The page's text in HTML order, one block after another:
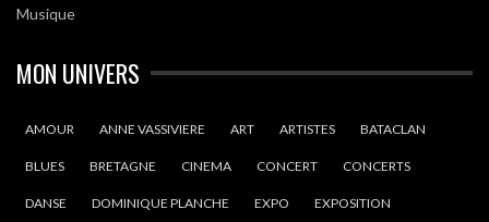
Musique
MON UNIVERS
AMOUR ANNE VASSIVIERE ART ARTISTES BATACLAN
BLUES BRETAGNE CINEMA CONCERT CONCERTS
DANSE DOMINIQUE PLANCHE EXPO EXPOSITION